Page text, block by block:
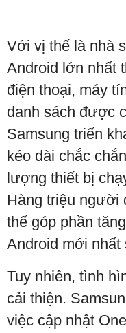
Với vị thế là nhà
Android lớn nhất
điện thoại, máy
danh sách được
Samsung triển
kéo dài chắc
lượng thiết bị
Hàng triệu người
thể góp phần
Android mới nhất
Tuy nhiên, tình
cải thiện.
việc cập nhật